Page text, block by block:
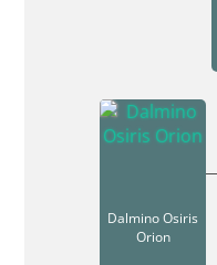
Dalmino Osiris
Orion